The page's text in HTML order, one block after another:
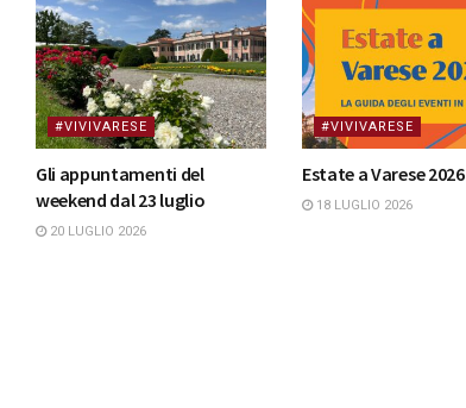
#VIVIVARESE
Gli appuntamenti del
weekend dal 23 luglio
20 LUGLIO 2026
#VIVIVARESE
Estate a Varese 2026
18 LUGLIO 2026